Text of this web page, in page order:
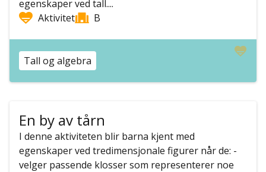
egenskaper ved tall....
Aktivitet
B
Tall og algebra
En by av tårn
I denne aktiviteten blir barna kjent med
egenskaper ved tredimensjonale figurer når de: -
velger passende klosser som representerer noe